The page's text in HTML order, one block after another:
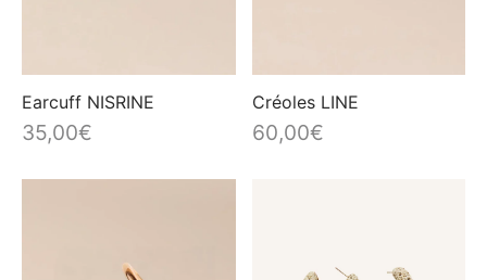
Earcuff NISRINE
35,00€
Créoles LINE
60,00€